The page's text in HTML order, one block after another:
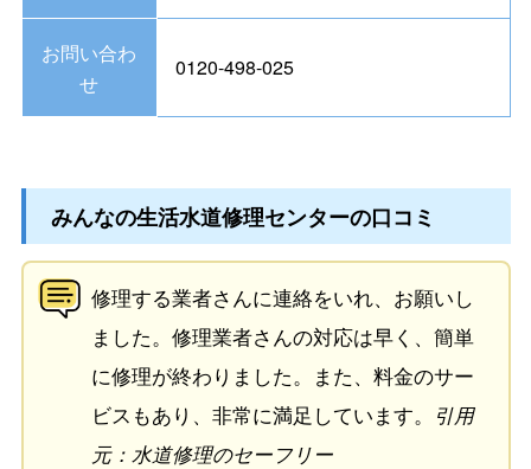
お問い合わ
せ
0120-498-025
みんなの生活水道修理センターの口コミ
修理する業者さんに連絡をいれ、お願いし
ました。修理業者さんの対応は早く、簡単
に修理が終わりました。また、料金のサー
ビスもあり、非常に満足しています。 引用
元：水道修理のセーフリー